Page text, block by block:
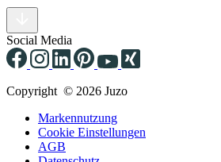
Social Media
Copyright ©
Markennutzung
Cookie Einstellungen
AGB